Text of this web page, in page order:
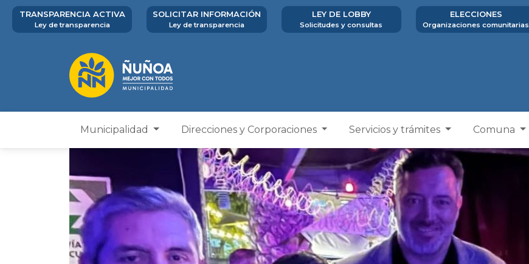
TRANSPARENCIA ACTIVA
Ley de transparencia
SOLICITAR INFORMACIÓN
Ley de transparencia
LEY DE LOBBY
Solicitudes y consultas
ELECCIONES
Organizaciones comunitarias
Municipalidad Direcciones y Corporaciones Servicios y trámites Comuna